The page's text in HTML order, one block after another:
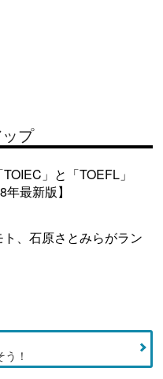
プ
」と「TOEFL」
最新版】
、石原さとみらがラン
！